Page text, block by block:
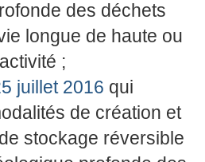
des déchets
longue de haute ou
;
juillet 2016 qui
de création et
stockage réversible